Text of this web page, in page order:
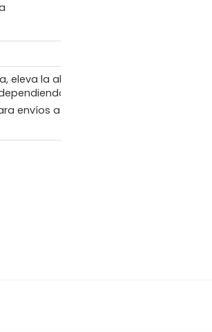
eleva la altura un
del modelo
envíos a provincia